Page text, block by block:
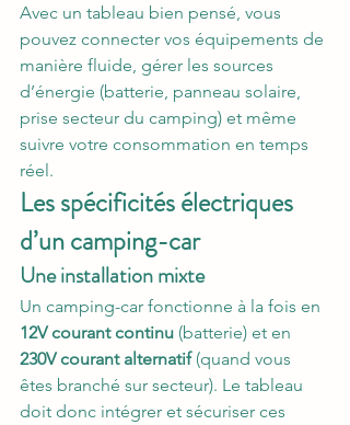
Avec un tableau bien pensé, vous
pouvez connecter vos équipements de
manière fluide, gérer les sources
d’énergie (batterie, panneau solaire,
prise secteur du camping) et même
suivre votre consommation en temps
réel.
Les spécificités électriques
d’un camping-car
Une installation mixte
Un camping-car fonctionne à la fois en
12V courant continu (batterie) et en
230V courant alternatif (quand vous
êtes branché sur secteur). Le tableau
doit donc intégrer et sécuriser ces